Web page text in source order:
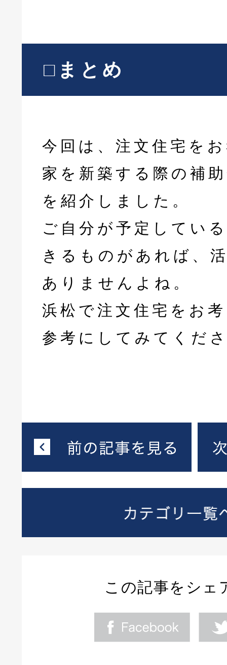
□まとめ
今回は、注文住宅を
家を新築する際の補
を紹介しました。
ご自分が予定してい
きるものがあれば、
ありませんよね。
浜松で注文住宅をお
参考にしてみてくだ
この記事をシェ